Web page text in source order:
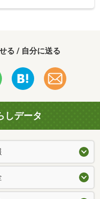
る / 自分に送る
しデータ